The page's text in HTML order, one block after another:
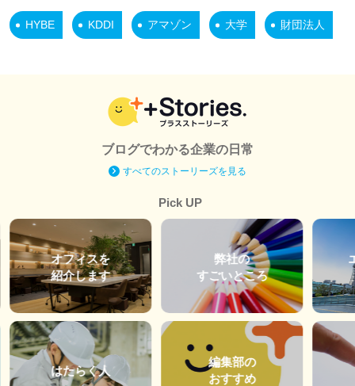
HYBE KDDI アマゾン 大学 財団法人
ブログでわかる企業の日常
すべてのストーリーズを見る
Pick UP
オフィスを
紹介します
はたらく人
弊社の
すごいところ
編集部の
おすすめ